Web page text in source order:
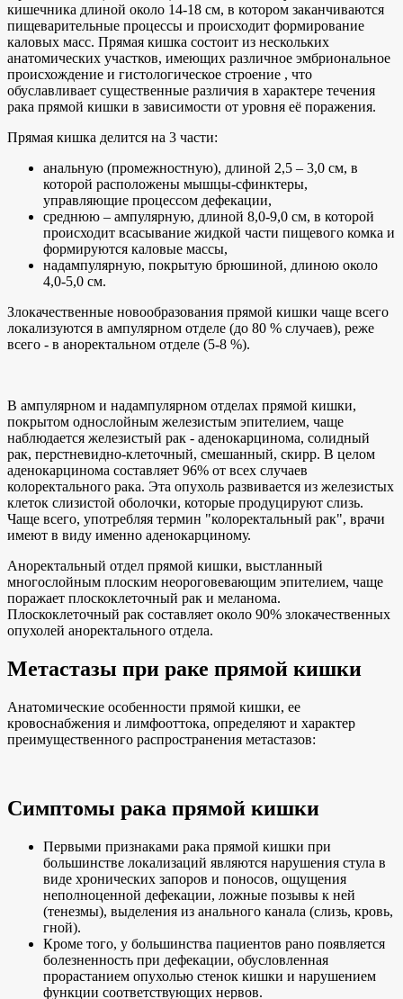
кишечника длиной около 14-18 см, в котором заканчиваются
пищеварительные процессы и происходит формирование
каловых масс. Прямая кишка состоит из нескольких
анатомических участков, имеющих различное эмбриональное
происхождение и гистологическое строение , что
обуславливает существенные различия в характере течения
рака прямой кишки в зависимости от уровня её поражения.
Прямая кишка делится на 3 части:
анальную (промежностную), длиной 2,5 – 3,0 см, в
которой расположены мышцы-сфинктеры,
управляющие процессом дефекации,
среднюю – ампулярную, длиной 8,0-9,0 см, в которой
происходит всасывание жидкой части пищевого комка и
формируются каловые массы,
надампулярную, покрытую брюшиной, длиною около
4,0-5,0 см.
Злокачественные новообразования прямой кишки чаще всего
локализуются в ампулярном отделе (до 80 % случаев), реже
всего - в аноректальном отделе (5-8 %).
В ампулярном и надампулярном отделах прямой кишки,
покрытом однослойным железистым эпителием, чаще
наблюдается железистый рак - аденокарцинома, солидный
рак, перстневидно-клеточный, смешанный, скирр. В целом
аденокарцинома составляет 96% от всех случаев
колоректального рака. Эта опухоль развивается из железистых
клеток слизистой оболочки, которые продуцируют слизь.
Чаще всего, употребляя термин "колоректальный рак", врачи
имеют в виду именно аденокарциному.
Аноректальный отдел прямой кишки, выстланный
многослойным плоским неороговевающим эпителием, чаще
поражает плоскоклеточный рак и меланома.
Плоскоклеточный рак составляет около 90% злокачественных
опухолей аноректального отдела.
Метастазы при раке прямой кишки
Анатомические особенности прямой кишки, ее
кровоснабжения и лимфооттока, определяют и характер
преимущественного распространения метастазов:
Симптомы рака прямой кишки
Первыми признаками рака прямой кишки при
большинстве локализаций являются нарушения стула в
виде хронических запоров и поносов, ощущения
неполноценной дефекации, ложные позывы к ней
(тенезмы), выделения из анального канала (слизь, кровь,
гной).
Кроме того, у большинства пациентов рано появляется
болезненность при дефекации, обусловленная
прорастанием опухолью стенок кишки и нарушением
функции соответствующих нервов.